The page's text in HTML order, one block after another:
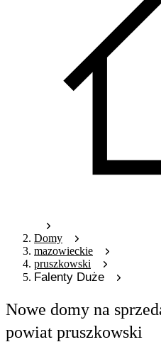
Domy
mazowieckie
pruszkowski
Falenty Duże
Nowe domy na
powiat pruszkowski